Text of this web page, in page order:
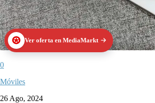
Ver oferta en MediaMarkt
0
Móviles
26 Ago, 2024